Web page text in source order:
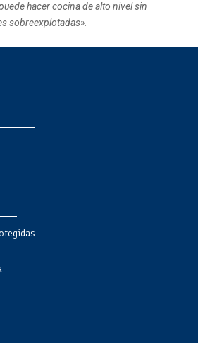
hacer cocina de alto nivel sin
sobreexplotadas».